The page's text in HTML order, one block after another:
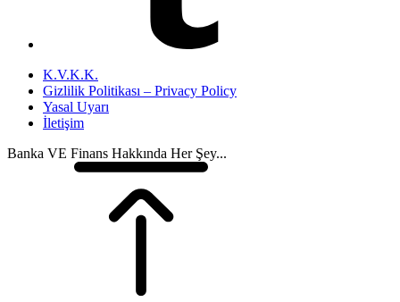
K.V.K.K.
Gizlilik Politikası – Privacy Policy
Yasal Uyarı
İletişim
Banka VE Finans Hakkında Her Şey...